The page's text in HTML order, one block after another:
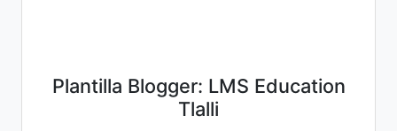
Plantilla Blogger: LMS Education
Tlalli